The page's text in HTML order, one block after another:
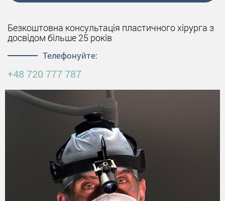
Безкоштовна консультація пластичного хірурга з
досвідом більше 25 років
Телефонуйте:
+48 720 777 787